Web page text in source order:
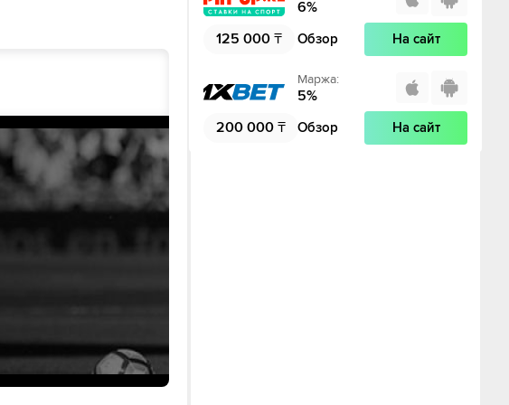
125 000 ₸
6%
Обзор На сайт
200 000 ₸
Маржа:
5%
Обзор На сайт